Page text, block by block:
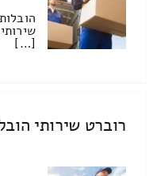
הובלות
[…]
רוברט שירותי